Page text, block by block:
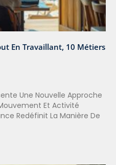
En Travaillant, 10 Métiers
Une Nouvelle Approche
Et Activité
Redéfinit La Manière De